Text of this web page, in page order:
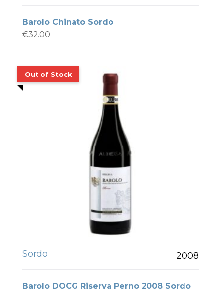
Barolo Chinato Sordo
€32.00
Sordo 2008
Barolo DOCG Riserva Perno 2008 Sordo